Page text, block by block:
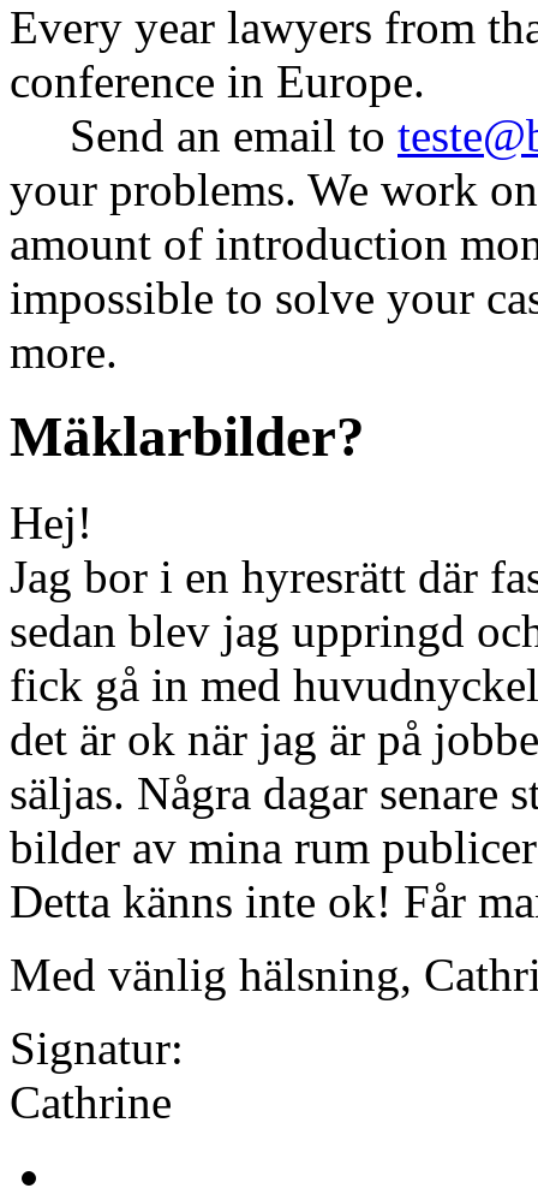
Every year lawyers from
conference in Europe.
Send an email to
your problems. We work
amount of introduction
impossible to solve your
more.
Mäklarbilder?
Hej!
Jag bor i en hyresrätt där
sedan blev jag uppringd
fick gå in med
det är ok när jag är på
säljas. Några dagar senare
bilder av mina rum
Detta känns inte ok! Får
Med vänlig hälsning,
Signatur:
Cathrine